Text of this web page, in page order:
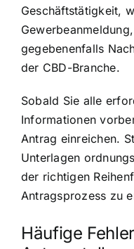
Geschäftstätigkeit,
gegebenenfalls
der CBD-Branche.
Sobald Sie alle
Informationen
Antrag einreichen.
Unterlagen
der richtigen
Antragsprozess zu
Häufige